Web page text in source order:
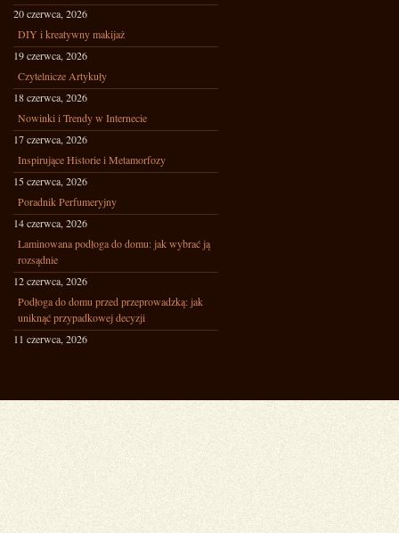
20 czerwca, 2026
DIY i kreatywny makijaż
19 czerwca, 2026
Czytelnicze Artykuły
18 czerwca, 2026
Nowinki i Trendy w Internecie
17 czerwca, 2026
Inspirujące Historie i Metamorfozy
15 czerwca, 2026
Poradnik Perfumeryjny
14 czerwca, 2026
Laminowana podłoga do domu: jak wybrać ją
rozsądnie
12 czerwca, 2026
Podłoga do domu przed przeprowadzką: jak
uniknąć przypadkowej decyzji
11 czerwca, 2026